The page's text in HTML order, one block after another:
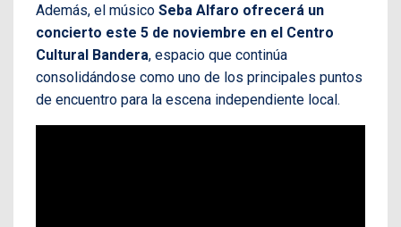
Además, el músico Seba Alfaro ofrecerá un
concierto este 5 de noviembre en el Centro
Cultural Bandera, espacio que continúa
consolidándose como uno de los principales puntos
de encuentro para la escena independiente local.